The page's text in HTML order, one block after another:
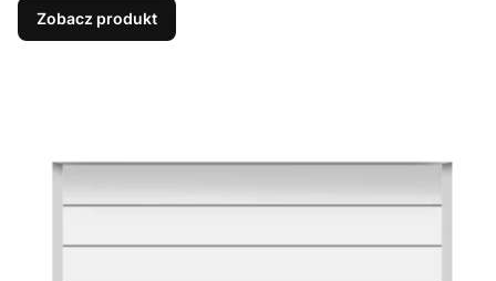
Zobacz produkt